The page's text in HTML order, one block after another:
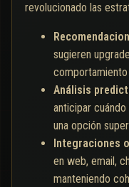
revolucionado las
sugieren
comportamiento
Análisis
anticipar
una opción
Integraciones
en web, email,
manteniendo